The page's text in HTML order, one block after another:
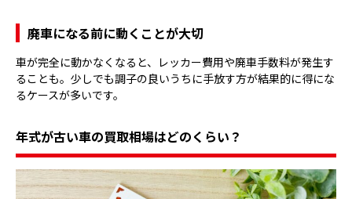
廃車になる前に動くことが大切
車が完全に動かなくなると、レッカー費用や廃車手数料が発生す
ることも。少しでも調子の良いうちに手放す方が結果的に得にな
るケースが多いです。
年式が古い車の買取相場はどのくらい？